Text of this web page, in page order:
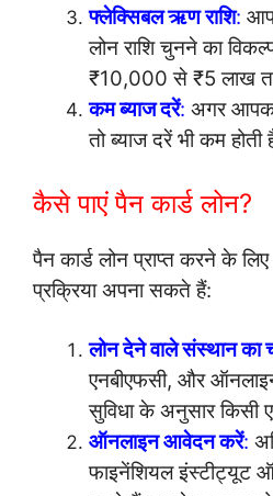
फ्लेक्सिबल ऋण राशि:
लोन राशि चुनने का
₹10,000 से ₹5 लाख
कम ब्याज दरें: अगर
तो ब्याज दरें भी कम होती
कैसे पाएं पैन कार्ड लोन?
पैन कार्ड लोन प्राप्त करने के
प्रक्रिया अपना सकते हैं:
लोन देने वाले संस्थान
एनबीएफसी, और
सुविधा के अनुसार किसी
ऑनलाइन आवेदन करें:
फाइनेंशियल इंस्टीट्यूट